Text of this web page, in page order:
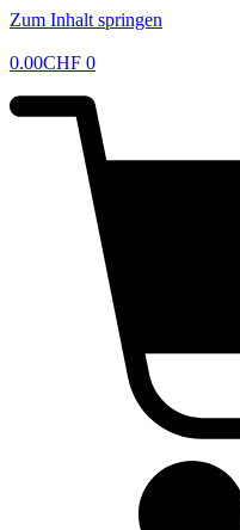
Zum Inhalt springen
0.00CHF 0